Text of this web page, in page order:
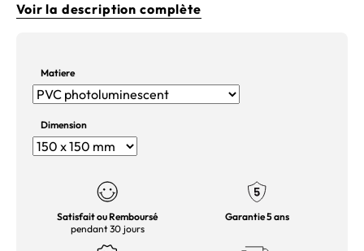
Voir la description complète
Matiere
Dimension
Satisfait ou Remboursé
pendant 30 jours
Garantie 5 ans